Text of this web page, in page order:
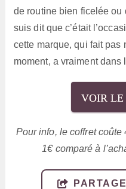
de routine bien ficelée ou
suis dit que c’était
cette marque, qui fait pas
moment, a vraiment dans
VOIR
Pour info, le coffret coûte
1€ comparé à